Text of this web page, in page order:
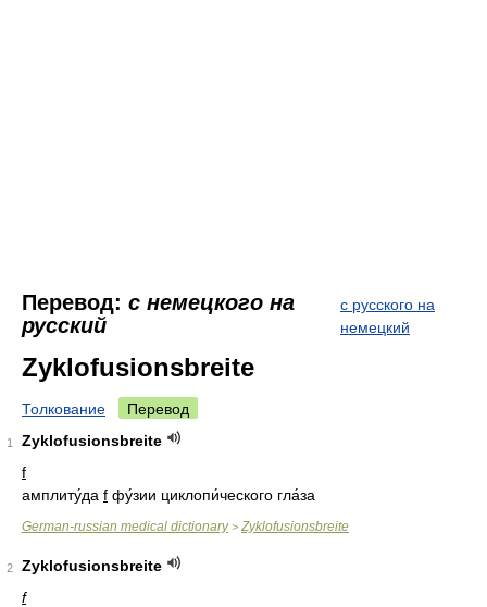
Перевод: с немецкого на
русский
с русского на
немецкий
Zyklofusionsbreite
Толкование Перевод
1
Zyklofusionsbreite
f
амплиту́да f фу́зии циклопи́ческого гла́за
German-russian medical dictionary> Zyklofusionsbreite
2
Zyklofusionsbreite
f